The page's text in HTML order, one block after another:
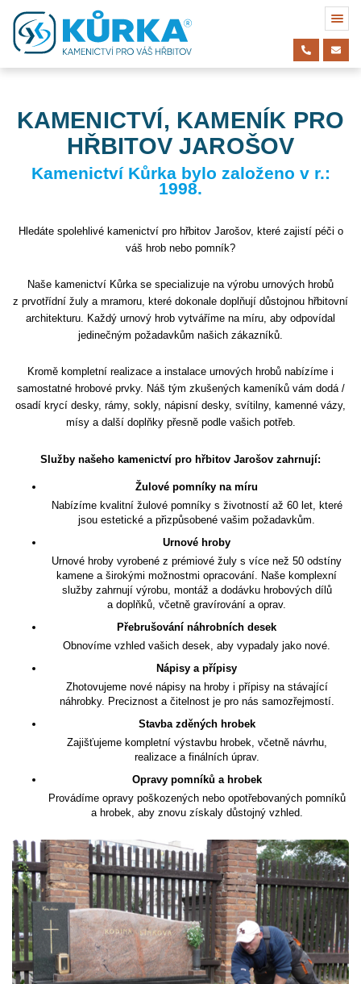
KAMENICTVÍ, KAMENÍK PRO
HŘBITOV JAROŠOV
Kamenictví Kůrka bylo založeno v r.:
1998.
Hledáte spolehlivé kamenictví pro hřbitov Jarošov, které zajistí péči o
váš hrob nebo pomník?
Naše kamenictví Kůrka se specializuje na výrobu urnových hrobů
z prvotřídní žuly a mramoru, které dokonale doplňují důstojnou hřbitovní
architekturu. Každý urnový hrob vytváříme na míru, aby odpovídal
jedinečným požadavkům našich zákazníků.
Kromě kompletní realizace a instalace urnových hrobů nabízíme i
samostatné hrobové prvky. Náš tým zkušených kameníků vám dodá /
osadí krycí desky, rámy, sokly, nápisní desky, svítilny, kamenné vázy,
mísy a další doplňky přesně podle vašich potřeb.
Služby našeho kamenictví pro hřbitov Jarošov zahrnují:
Žulové pomníky na míru
Nabízíme kvalitní žulové pomníky s životností až 60 let, které
jsou estetické a přizpůsobené vašim požadavkům.
Urnové hroby
Urnové hroby vyrobené z prémiové žuly s více než 50 odstíny
kamene a širokými možnostmi opracování. Naše komplexní
služby zahrnují výrobu, montáž a dodávku hrobových dílů
a doplňků, včetně gravírování a oprav.
Přebrušování náhrobních desek
Obnovíme vzhled vašich desek, aby vypadaly jako nové.
Nápisy a přípisy
Zhotovujeme nové nápisy na hroby i přípisy na stávající
náhrobky. Preciznost a čitelnost je pro nás samozřejmostí.
Stavba zděných hrobek
Zajišťujeme kompletní výstavbu hrobek, včetně návrhu,
realizace a finálních úprav.
Opravy pomníků a hrobek
Provádíme opravy poškozených nebo opotřebovaných pomníků
a hrobek, aby znovu získaly důstojný vzhled.